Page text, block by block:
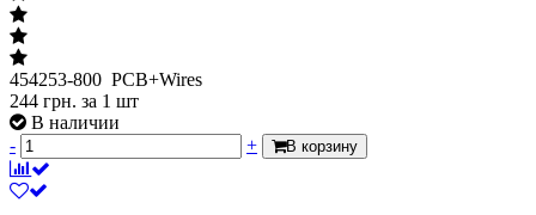
454253-800 PCB+Wires
244 грн. за 1 шт
В наличии
-
+ В корзину